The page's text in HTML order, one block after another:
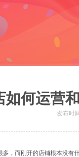
如何运营
发布时
，而刚开的店铺根本没